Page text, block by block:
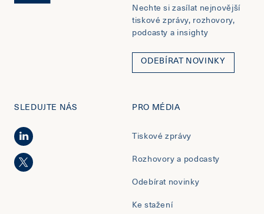
Nechte si zasílat nejnovější
tiskové zprávy, rozhovory,
podcasty a insighty
ODEBÍRAT NOVINKY
SLEDUJTE NÁS PRO MÉDIA
Tiskové zprávy
Rozhovory a podcasty
Odebírat novinky
Ke stažení